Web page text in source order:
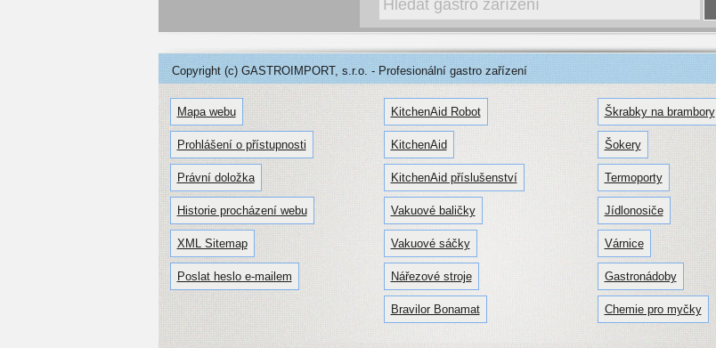
Copyright (c) GASTROIMPORT, s.r.o. - Profesionální gastro zařízení
Mapa webu
Prohlášení o přístupnosti
Právní doložka
Historie procházení webu
XML Sitemap
Poslat heslo e-mailem
KitchenAid Robot
KitchenAid
KitchenAid příslušenství
Vakuové baličky
Vakuové sáčky
Nářezové stroje
Bravilor Bonamat
Škrabky na brambory
Šokery
Termoporty
Jídlonosiče
Várnice
Gastronádoby
Chemie pro myčky